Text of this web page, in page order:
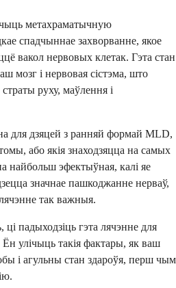
метахраматычную
спадчыннае захворванне, якое
вакол нервовых клетак. Гэта стан
мозг і нервовая сістэма, што
руху, маўлення і
для дзяцей з ранняй формай MLD,
або якія знаходзяцца на самых
найбольш эфектыўная, калі яе
значнае пашкоджанне нерваў,
так важныя.
падыходзіць гэта лячэнне для
улічыць такія фактары, як ваш
і агульны стан здароўя, перш чым